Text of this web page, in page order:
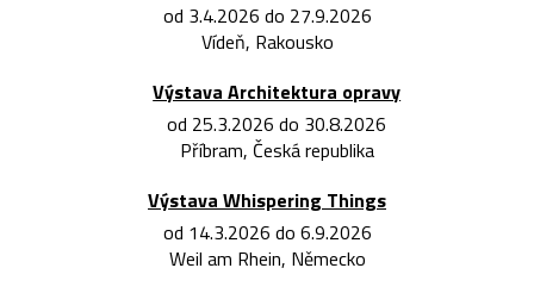
od 3.4.2026 do 27.9.2026
Vídeň, Rakousko
Výstava Architektura opravy
od 25.3.2026 do 30.8.2026
Příbram, Česká republika
Výstava Whispering Things
od 14.3.2026 do 6.9.2026
Weil am Rhein, Německo